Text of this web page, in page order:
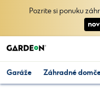
Pozrite si ponuku
Garáže Záhradné